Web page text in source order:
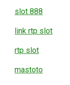
slot 888
link rtp slot
rtp slot
mastoto